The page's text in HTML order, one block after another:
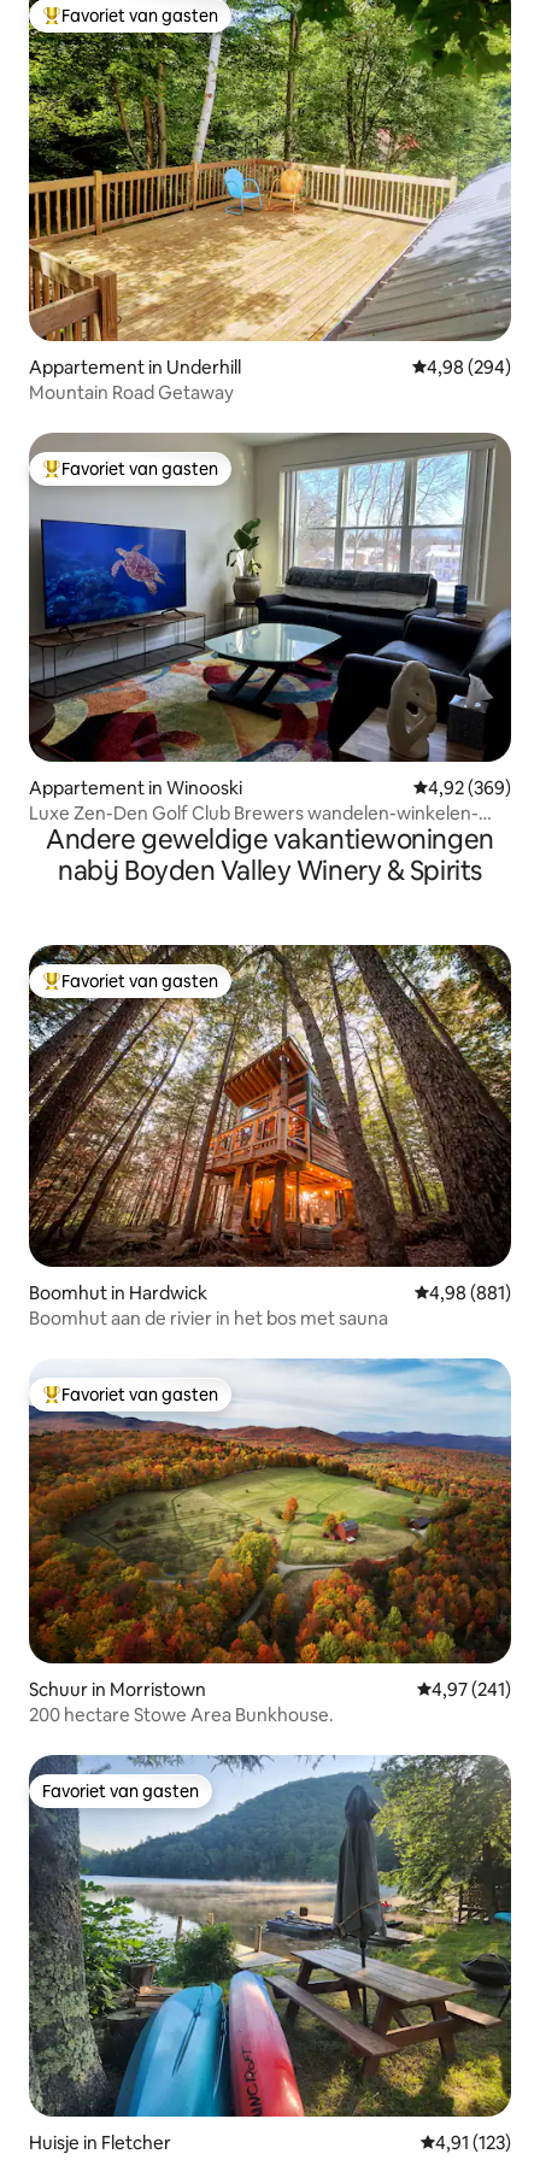
Topfavoriet van gasten
Favoriet van gasten
Appartement in Underhill Gemiddelde
4,98 (294)
Mountain Road Getaway
Topfavoriet van gasten
Favoriet van gasten
Appartement in Winooski Gemiddelde
4,92 (369)
Luxe Zen-Den Golf Club Brewers wandelen-winkelen-
dineren UVMC
Andere geweldige vakantiewoningen
nabij Boyden Valley Winery & Spirits
Topfavoriet van gasten
Favoriet van gasten
Boomhut in Hardwick Gemiddelde
4,98 (881)
Boomhut aan de rivier in het bos met sauna
Topfavoriet van gasten
Favoriet van gasten
Schuur in Morristown Gemiddelde
4,97 (241)
200 hectare Stowe Area Bunkhouse.
Favoriet van gasten
Favoriet van gasten
Huisje in Fletcher Gemiddelde
4,91 (123)